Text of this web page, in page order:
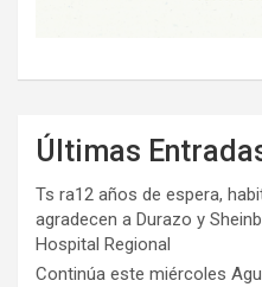
Últimas
Ts ra12 años de espera,
agradecen a Durazo y
Hospital Regional
Continúa este miércoles